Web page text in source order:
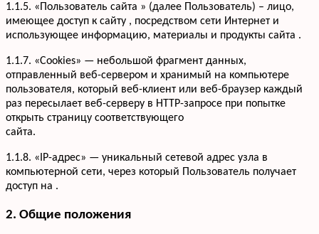
1.1.5. «Пользователь сайта » (далее Пользователь) – лицо,
имеющее доступ к сайту , посредством сети Интернет и
использующее информацию, материалы и продукты сайта .
1.1.7. «Cookies» — небольшой фрагмент данных,
отправленный веб-сервером и хранимый на компьютере
пользователя, который веб-клиент или веб-браузер каждый
раз пересылает веб-серверу в HTTP-запросе при попытке
открыть страницу соответствующего
сайта.
1.1.8. «IP-адрес» — уникальный сетевой адрес узла в
компьютерной сети, через который Пользователь получает
доступ на .
2. Общие положения